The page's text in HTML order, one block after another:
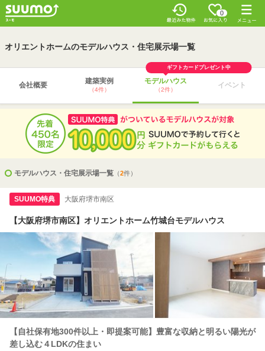
0
オリエントホームのモデルハウス・住宅展示場一覧
会社概要 建築実例
（4件）
ギフトカードプレゼント中
モデルハウス
（2件）
イベント
モデルハウス・住宅展示場一覧 （2件）
SUUMO特典 大阪府堺市南区
【大阪府堺市南区】オリエントホーム竹城台モデルハウス
【自社保有地300件以上・即提案可能】豊富な収納と明るい陽光が
差し込む４LDKの住まい